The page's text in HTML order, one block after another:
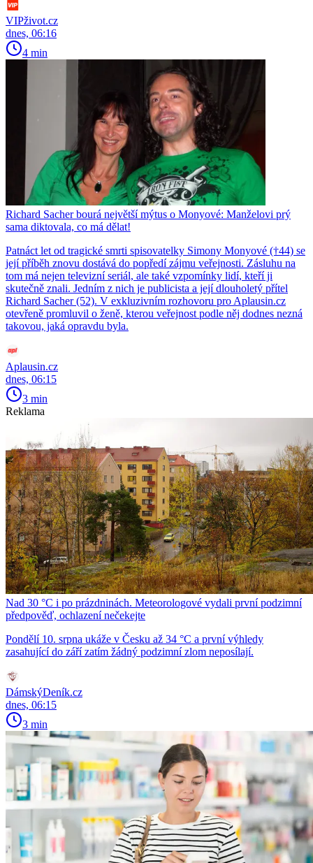
VIPživot.cz
dnes, 06:16
4 min
Richard Sacher bourá největší mýtus o Monyové: Manželovi prý
sama diktovala, co má dělat!
Patnáct let od tragické smrti spisovatelky Simony Monyové (†44) se
její příběh znovu dostává do popředí zájmu veřejnosti. Zásluhu na
tom má nejen televizní seriál, ale také vzpomínky lidí, kteří ji
skutečně znali. Jedním z nich je publicista a její dlouholetý přítel
Richard Sacher (52). V exkluzivním rozhovoru pro Aplausin.cz
otevřeně promluvil o ženě, kterou veřejnost podle něj dodnes nezná
takovou, jaká opravdu byla.
Aplausin.cz
dnes, 06:15
3 min
Reklama
Nad 30 °C i po prázdninách. Meteorologové vydali první podzimní
předpověď, ochlazení nečekejte
Pondělí 10. srpna ukáže v Česku až 34 °C a první výhledy
zasahující do září zatím žádný podzimní zlom neposílají.
DámskýDeník.cz
dnes, 06:15
3 min